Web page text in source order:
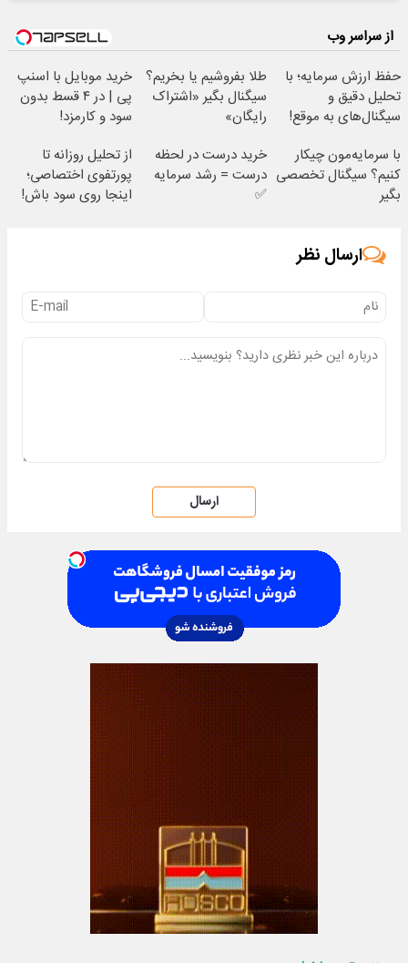
از سراسر وب
حفظ ارزش سرمایه؛ با
تحلیل دقیق و
سیگنال‌های به موقع!
طلا بفروشیم یا بخریم؟
سیگنال بگیر «اشتراک
رایگان»
خرید موبایل با اسنپ
پی | در ۴ قسط بدون
سود و کارمزد!
با سرمایه‌مون چیکار
کنیم؟ سیگنال تخصصی
بگیر
خرید درست در لحظه
درست = رشد سرمایه
✅
از تحلیل روزانه تا
پورتفوی اختصاصی؛
اینجا روی سود باش!
ارسال نظر
ارسال